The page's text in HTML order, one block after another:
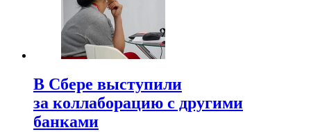
В Сбере выступили
за коллаборацию с другими
банками